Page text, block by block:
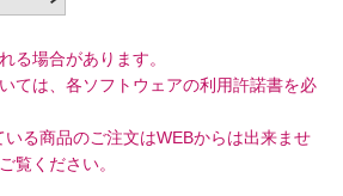
る場合があります。
ては、各ソフトウェアの利用許諾書を必
いる商品のご注文はWEBからは出来ませ
覧ください。